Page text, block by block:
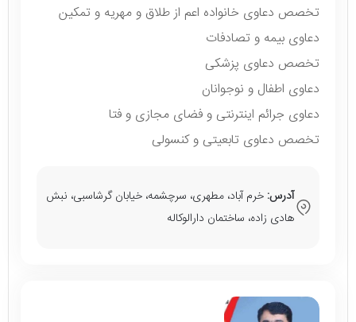
تخصص دعاوی خانواده اعم از طلاق و مهریه و تمکین
دعاوی بیمه و تصادفات
تخصص دعاوی پزشکی
دعاوی اطفال و نوجوانان
دعاوی جرائم اینترنتی و فضای مجازی و فتا
تخصص دعاوی تابعیتی و کنسولی
آدرس: خرم آباد، مطهری، سرچشمه، خیابان گرشاسبی، نبش
هادی زاده، ساختمان دارالوکاله